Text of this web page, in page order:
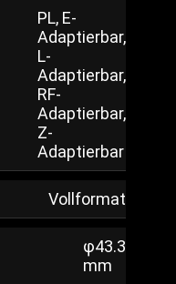
PL, E-
Adaptierbar,
L-
Adaptierbar,
RF-
Adaptierbar,
Z-
Adaptierbar
Vollformat
φ43.3
mm